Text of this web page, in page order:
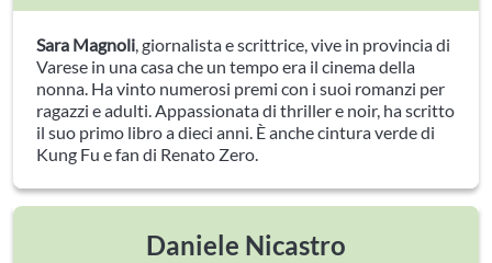
Sara Magnoli, giornalista e scrittrice, vive in provincia di
Varese in una casa che un tempo era il cinema della
nonna. Ha vinto numerosi premi con i suoi romanzi per
ragazzi e adulti. Appassionata di thriller e noir, ha scritto
il suo primo libro a dieci anni. È anche cintura verde di
Kung Fu e fan di Renato Zero.
Daniele Nicastro